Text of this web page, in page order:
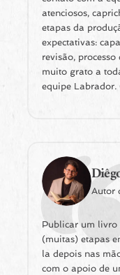
atenciosos,
etapas da
expectativas:
revisão,
muito grato a
equipe Labrador.
Autor
Publicar um
(muitas) etapas
la depois nas
com o apoio de